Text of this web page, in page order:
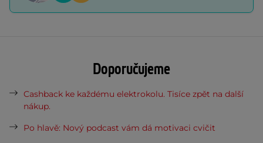
Doporučujeme
Cashback ke každému elektrokolu. Tisíce zpět na další
nákup.
Po hlavě: Nový podcast vám dá motivaci cvičit